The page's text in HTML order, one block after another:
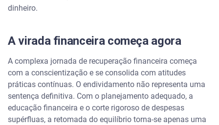
dinheiro.
A virada financeira começa agora
A complexa jornada de recuperação financeira começa
com a conscientização e se consolida com atitudes
práticas contínuas. O endividamento não representa uma
sentença definitiva. Com o planejamento adequado, a
educação financeira e o corte rigoroso de despesas
supérfluas, a retomada do equilíbrio torna-se apenas uma